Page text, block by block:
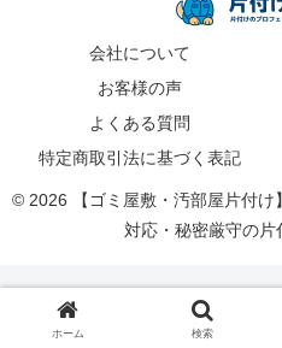
会社について
お客様の声
よくある質問
特定商取引法に基づく表記
© 2026 【ゴミ屋敷・汚部屋片付け
対応・秘密厳守の片
ホーム 検索